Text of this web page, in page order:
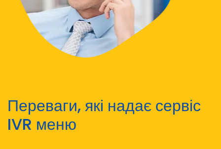
Переваги, які надає сервіс
IVR меню